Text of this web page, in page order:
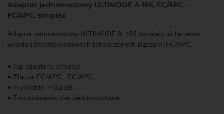
Adapter jednomodowy ULTIMODE A-166, FC/APC -
FC/APC, simplex
Adapter jednomodowy ULTIMODE A-155 pozwala na łączenie
włókien światłowodowych zakończonych złączami FC/APC.
• Typ adaptera: simplex
• Złącza: FC/APC - FC/APC
• Tłumienie: < 0,2 dB
• Zastosowanie: sieci jednomodowe